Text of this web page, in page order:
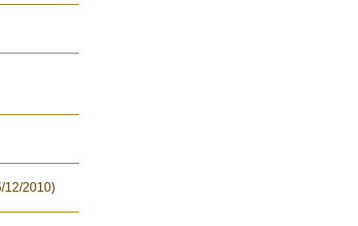
12/2010)